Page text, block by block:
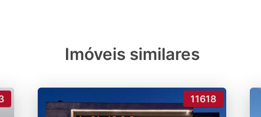
Imóveis similares
11618